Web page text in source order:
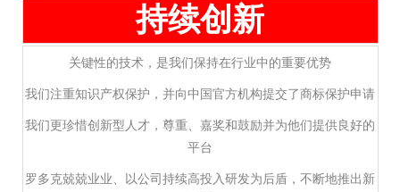
持续创新
关键性的技术，是我们保持在行业中的重要优势
我们注重知识产权保护，并向中国官方机构提交了商标保护申请
我们更珍惜创新型人才，尊重、嘉奖和鼓励并为他们提供良好的
平台
罗多克兢兢业业、以公司持续高投入研发为后盾，不断地推出新